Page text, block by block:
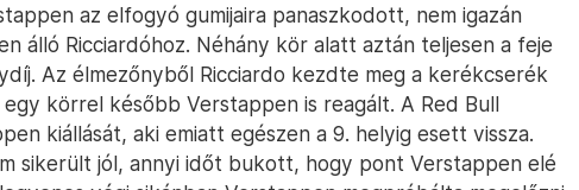
az elfogyó gumijaira panaszkodott, nem igazán
álló Ricciardóhoz. Néhány kör alatt aztán teljesen a feje
Az élmezőnyből Ricciardo kezdte meg a kerékcserék
körrel később Verstappen is reagált. A Red Bull
kiállását, aki emiatt egészen a 9. helyig esett vissza.
sikerült jól, annyi időt bukott, hogy pont Verstappen elé